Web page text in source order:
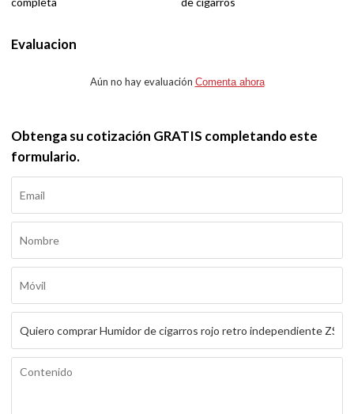
Evaluacion
Aún no hay evaluación Comenta ahora
Obtenga su cotización GRATIS completando este
formulario.